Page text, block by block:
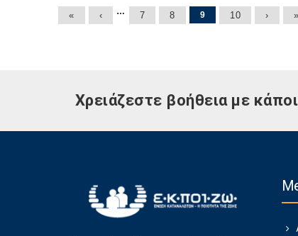
Σελίδες
« ‹ … 7 8 9 10 › »
Χρειάζεστε βοήθεια με